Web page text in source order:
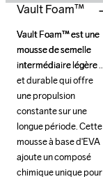
Vault Foam™
Vault Foam™ est une
mousse de semelle
intermédiaire légère
et durable qui offre
une propulsion
constante sur une
longue période. Cette
mousse à base d'EVA
ajoute un composé
chimique unique pour
Vault Foam™ est une
mousse de semelle
intermédiaire légère
et durable qui offre
une propulsion
constante sur une
longue période. Cette
mousse à base d'EVA
ajoute un composé
chimique unique pour